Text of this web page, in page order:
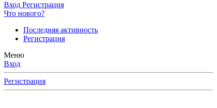
Вход Регистрация
Что нового?
Последняя активность
Регистрация
Меню
Вход
Регистрация